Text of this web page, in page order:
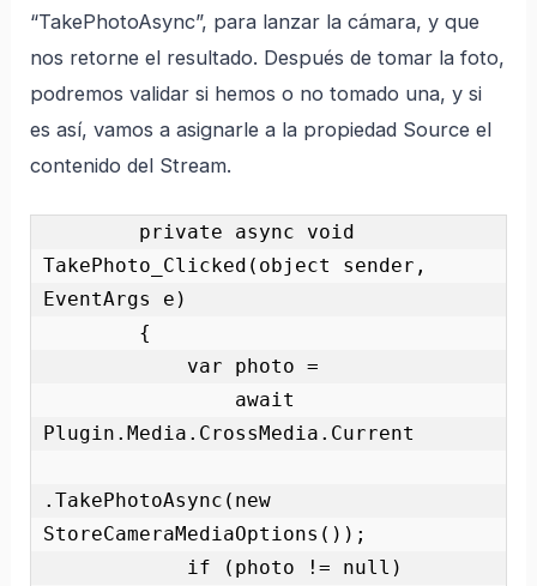
“TakePhotoAsync”, para lanzar la cámara, y que
nos retorne el resultado. Después de tomar la foto,
podremos validar si hemos o no tomado una, y si
es así, vamos a asignarle a la propiedad Source el
contenido del Stream.
TakePhoto_Clicked(object sender,
EventArgs e)
Plugin.Media.CrossMedia.Current
.TakePhotoAsync(new
StoreCameraMediaOptions());